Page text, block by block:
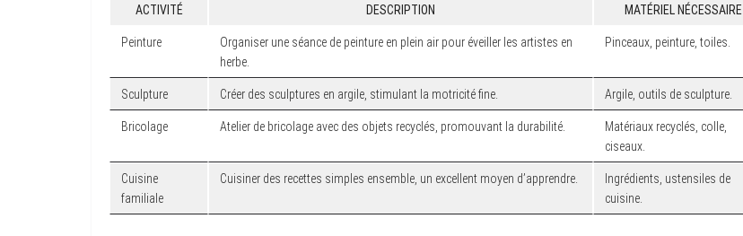
ACTIVITÉ DESCRIPTION MATÉRIEL NÉCESSAIRE
Peinture
Organiser une séance de peinture en plein air pour éveiller les artistes en
herbe.
Pinceaux, peinture, toiles.
Sculpture Créer des sculptures en argile, stimulant la motricité fine. Argile, outils de sculpture.
Bricolage Atelier de bricolage avec des objets recyclés, promouvant la durabilité.
Matériaux recyclés, colle,
ciseaux.
Cuisine
familiale
Cuisiner des recettes simples ensemble, un excellent moyen d’apprendre.
Ingrédients, ustensiles de
cuisine.